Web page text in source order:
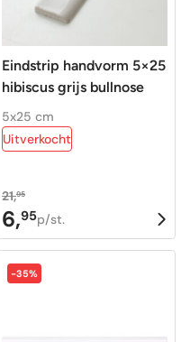
Eindstrip handvorm 5×25
hibiscus grijs bullnose
5x25 cm
Uitverkocht
21,95
Oorspronkelijke
prijs
was:
21,95.
6,95
Huidige
prijs
is:
6,95.
p/st.
-35%